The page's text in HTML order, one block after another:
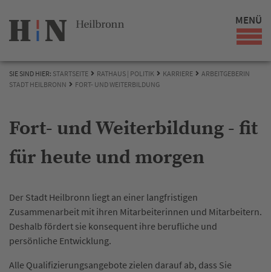
MENÜ
SIE SIND HIER: STARTSEITE RATHAUS | POLITIK KARRIERE
ARBEITGEBERIN
STADT HEILBRONN
FORT- UND WEITERBILDUNG
Fort- und Weiterbildung - fit
für heute und morgen
Der Stadt Heilbronn liegt an einer langfristigen
Zusammenarbeit mit ihren Mitarbeiterinnen und Mitarbeitern.
Deshalb fördert sie konsequent ihre berufliche und
persönliche Entwicklung.
Alle Qualifizierungsangebote zielen darauf ab, dass Sie